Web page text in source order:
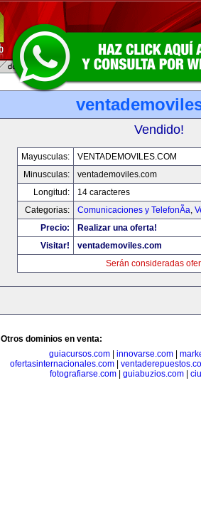
Vendido!
Mayusculas:
VENTADEMOVILES.COM
Minusculas:
ventademoviles.com
Longitud:
14 caracteres
Categorias:
Comunicaciones y TelefonÃ­a,
Precio:
Realizar una oferta!
Visitar!
ventademoviles.com
Serán consideradas
Otros dominios en venta:
guiacursos.com| innovarse.com|
ofertasinternacionales.com|
fotografiarse.com| guiabuzios.com|